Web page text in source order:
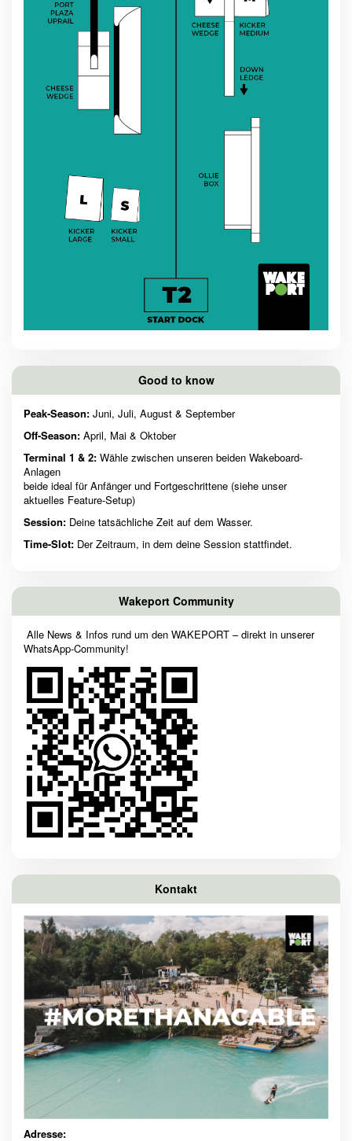
Good to know
Peak-Season: Juni, Juli, August & September
Off-Season: April, Mai & Oktober
Terminal 1 & 2: Wähle zwischen unseren beiden Wakeboard-
Anlagen
beide ideal für Anfänger und Fortgeschrittene (siehe unser
aktuelles Feature-Setup)
Session: Deine tatsächliche Zeit auf dem Wasser.
Time-Slot: Der Zeitraum, in dem deine Session stattfindet.
Wakeport Community
Alle News & Infos rund um den WAKEPORT – direkt in unserer
WhatsApp-Community!
Kontakt
Adresse: